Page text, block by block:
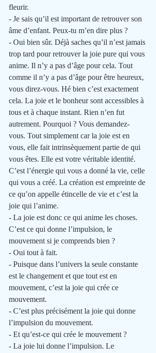
fleurir.
- Je sais qu’il est important de retrouver son
âme d’enfant. Peux-tu m’en dire plus ?
- Oui bien sûr. Déjà saches qu’il n’est jamais
trop tard pour retrouver la joie pure qui vous
anime. Il n’y a pas d’âge pour cela. Tout
comme il n’y a pas d’âge pour être heureux,
vous direz-vous. Hé bien c’est exactement
cela. La joie et le bonheur sont accessibles à
tous et à chaque instant. Rien n’en fut
autrement. Pourquoi ? Vous demandez-
vous. Tout simplement car la joie est en
vous, elle fait intrinsèquement partie de qui
vous êtes. Elle est votre véritable identité.
C’est l’énergie qui vous a donné la vie, celle
qui vous a créé. La création est empreinte de
ce qu’on appelle étincelle de vie et c’est la
joie qui l’anime.
- La joie est donc ce qui anime les choses.
C’est ce qui donne l’impulsion, le
mouvement si je comprends bien ?
- Oui tout à fait.
- Puisque dans l’univers la seule constante
est le changement et que tout est en
mouvement, c’est la joie qui crée ce
mouvement.
- C’est plus précisément la joie qui donne
l’impulsion du mouvement.
- Et qu’est-ce qui crée le mouvement ?
- La joie lui donne l’impulsion. Le